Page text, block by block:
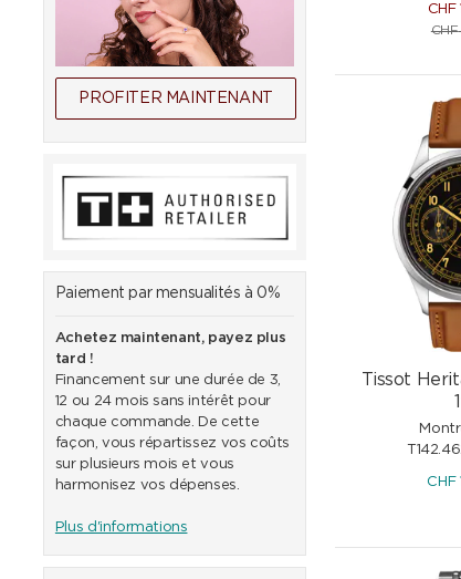
CHF
CHF
Tissot
CHF
PROFITER MAINTENANT
Paiement par mensualités à 0%
Achetez maintenant, payez plus
tard !
Financement sur une durée de 3,
12 ou 24 mois sans intérêt pour
chaque commande. De cette
façon, vous répartissez vos coûts
sur plusieurs mois et vous
harmonisez vos dépenses.
Plus d'informations